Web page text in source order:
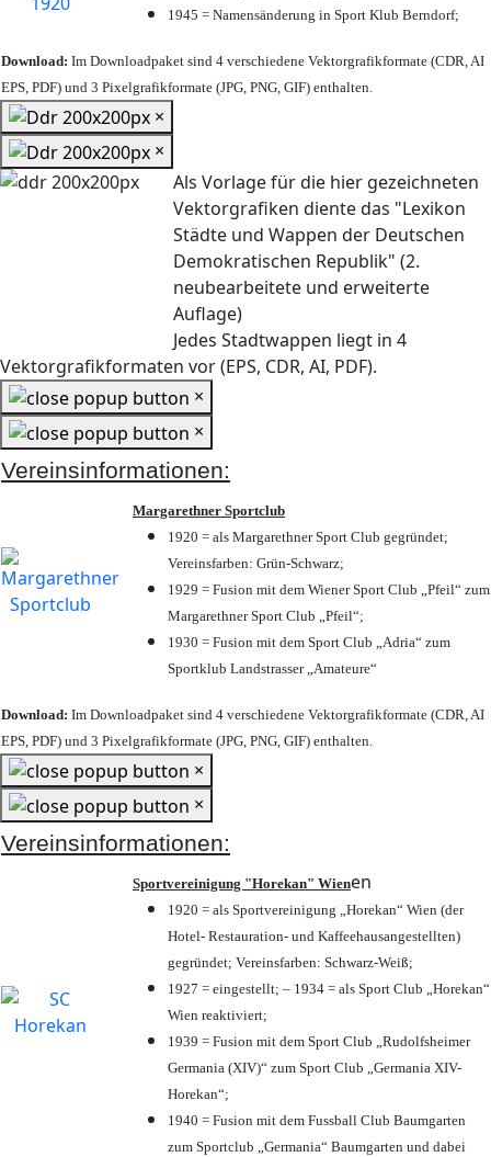
1945 = Namensänderung in Sport Klub Berndorf;
Download: Im Downloadpaket sind 4 verschiedene Vektorgrafikformate (CDR, AI
EPS, PDF) und 3 Pixelgrafikformate (JPG, PNG, GIF) enthalten.
×
×
Als Vorlage für die hier gezeichneten
Vektorgrafiken diente das "Lexikon
Städte und Wappen der Deutschen
Demokratischen Republik" (2.
neubearbeitete und erweiterte
Auflage)
Jedes Stadtwappen liegt in 4
Vektorgrafikformaten vor (EPS, CDR, AI, PDF).
×
×
Vereinsinformationen:
Margarethner Sportclub
1920 = als Margarethner Sport Club gegründet;
Vereinsfarben: Grün-Schwarz;
1929 = Fusion mit dem Wiener Sport Club „Pfeil“ zum
Margarethner Sport Club „Pfeil“;
1930 = Fusion mit dem Sport Club „Adria“ zum
Sportklub Landstrasser „Amateure“
Download: Im Downloadpaket sind 4 verschiedene Vektorgrafikformate (CDR, AI
EPS, PDF) und 3 Pixelgrafikformate (JPG, PNG, GIF) enthalten.
×
×
Vereinsinformationen:
Sportvereinigung "Horekan" Wienen
1920 = als Sportvereinigung „Horekan“ Wien (der
Hotel- Restauration- und Kaffeehausangestellten)
gegründet; Vereinsfarben: Schwarz-Weiß;
1927 = eingestellt; – 1934 = als Sport Club „Horekan“
Wien reaktiviert;
1939 = Fusion mit dem Sport Club „Rudolfsheimer
Germania (XIV)“ zum Sport Club „Germania XIV-
Horekan“;
1940 = Fusion mit dem Fussball Club Baumgarten
zum Sportclub „Germania“ Baumgarten und dabei